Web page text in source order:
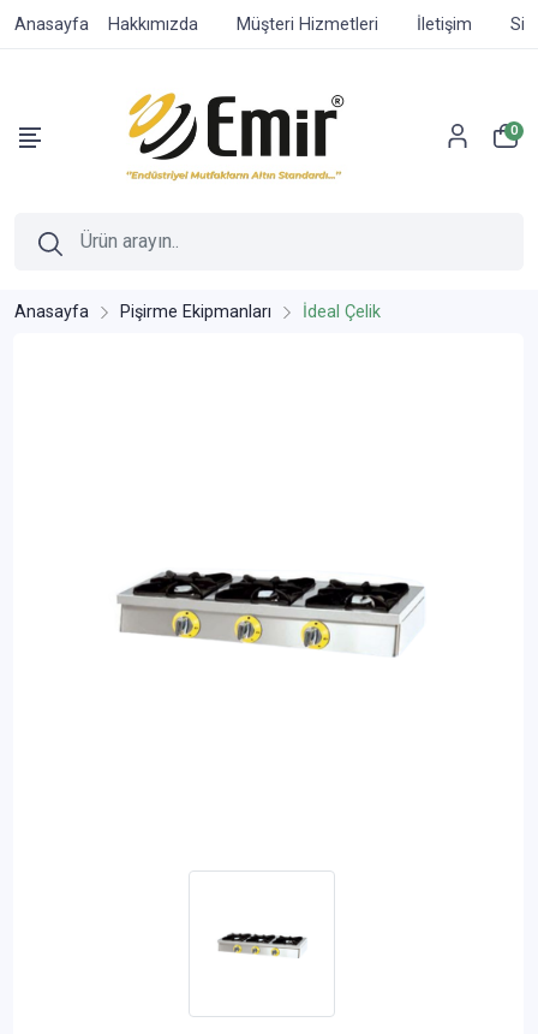
Anasayfa Hakkımızda Müşteri Hizmetleri İletişim
0
Anasayfa Pişirme Ekipmanları İdeal Çelik